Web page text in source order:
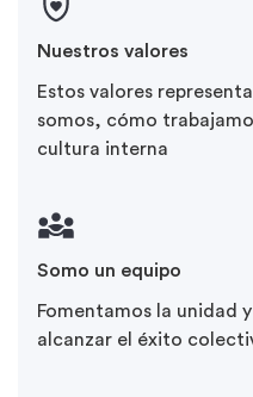
Nuestros valores
Estos valores
somos, cómo
cultura interna
Somo un equipo
Fomentamos la unidad
alcanzar el éxito